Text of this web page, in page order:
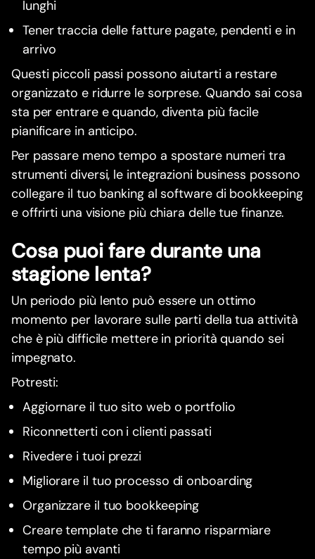
lunghi
Tener traccia delle fatture pagate, pendenti e in
arrivo
Questi piccoli passi possono aiutarti a restare
organizzato e ridurre le sorprese. Quando sai cosa
sta per entrare e quando, diventa più facile
pianificare in anticipo.
Per passare meno tempo a spostare numeri tra
strumenti diversi, le integrazioni business possono
collegare il tuo banking al software di bookkeeping
e offrirti una visione più chiara delle tue finanze.
Cosa puoi fare durante una
stagione lenta?
Un periodo più lento può essere un ottimo
momento per lavorare sulle parti della tua attività
che è più difficile mettere in priorità quando sei
impegnato.
Potresti:
Aggiornare il tuo sito web o portfolio
Riconnetterti con i clienti passati
Rivedere i tuoi prezzi
Migliorare il tuo processo di onboarding
Organizzare il tuo bookkeeping
Creare template che ti faranno risparmiare
tempo più avanti